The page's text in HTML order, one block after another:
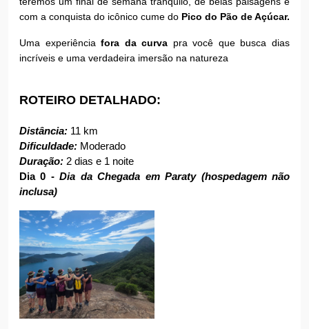
com a conquista do icônico cume do Pico do Pão de Açúcar.
Uma experiência fora da curva pra você que busca dias
incríveis e uma verdadeira imersão na natureza
ROTEIRO DETALHADO:
Distância: 11 km
Dificuldade: Moderado
Duração: 2 dias e 1 noite
Dia 0 - Dia da Chegada em Paraty (hospedagem não
inclusa)